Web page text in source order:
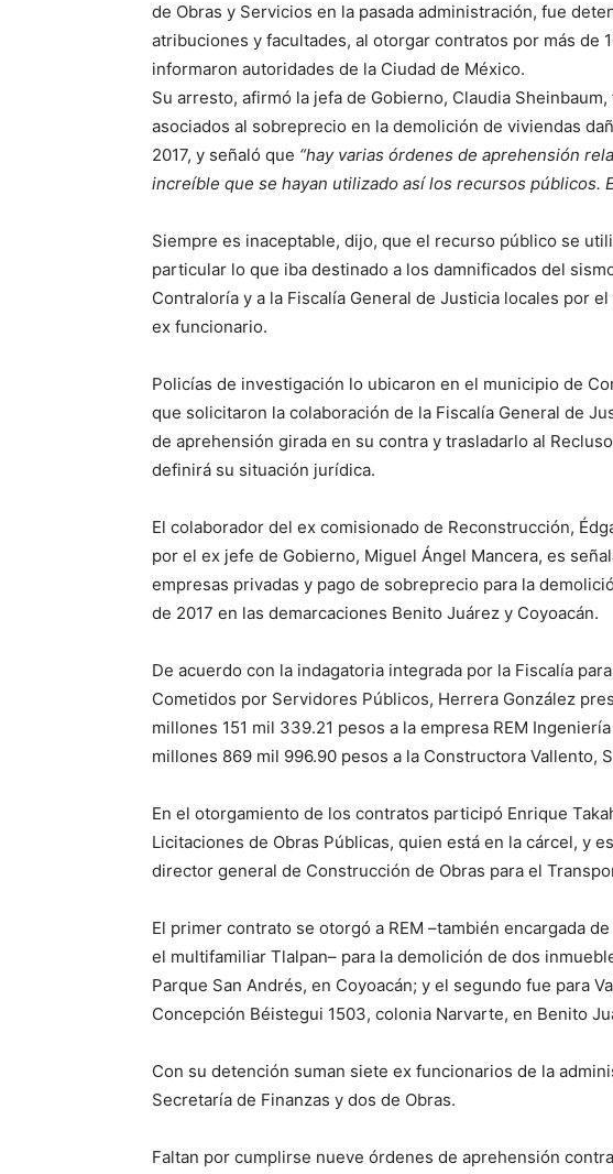
de Obras y Servicios en la pasada administración, fue
atribuciones y facultades, al otorgar contratos por más de
informaron autoridades de la Ciudad de México.
Su arresto, afirmó la jefa de Gobierno, Claudia
asociados al sobreprecio en la demolición de viviendas
2017, y señaló que hay varias órdenes de aprehensión
increíble que se hayan utilizado así los recursos públicos.
Siempre es inaceptable, dijo, que el recurso público se
particular lo que iba destinado a los damnificados del
Contraloría y a la Fiscalía General de Justicia locales por
ex funcionario.
Policías de investigación lo ubicaron en el municipio de
que solicitaron la colaboración de la Fiscalía General de
de aprehensión girada en su contra y trasladarlo al
definirá su situación jurídica.
El colaborador del ex comisionado de Reconstrucción,
por el ex jefe de Gobierno, Miguel Ángel Mancera, es
empresas privadas y pago de sobreprecio para la
de 2017 en las demarcaciones Benito Juárez y Coyoacán.
De acuerdo con la indagatoria integrada por la Fiscalía
Cometidos por Servidores Públicos, Herrera González
millones 151 mil 339.21 pesos a la empresa REM
millones 869 mil 996.90 pesos a la Constructora Vallento,
En el otorgamiento de los contratos participó Enrique
Licitaciones de Obras Públicas, quien está en la cárcel, y
director general de Construcción de Obras para el
El primer contrato se otorgó a REM –también encargada
el multifamiliar Tlalpan– para la demolición de dos
Parque San Andrés, en Coyoacán; y el segundo fue para
Concepción Béistegui 1503, colonia Narvarte, en Benito
Con su detención suman siete ex funcionarios de la
Secretaría de Finanzas y dos de Obras.
Faltan por cumplirse nueve órdenes de aprehensión